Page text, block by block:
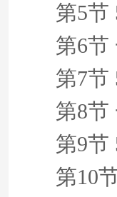
第5节
第6节
第7节
第8节
第9节
第10